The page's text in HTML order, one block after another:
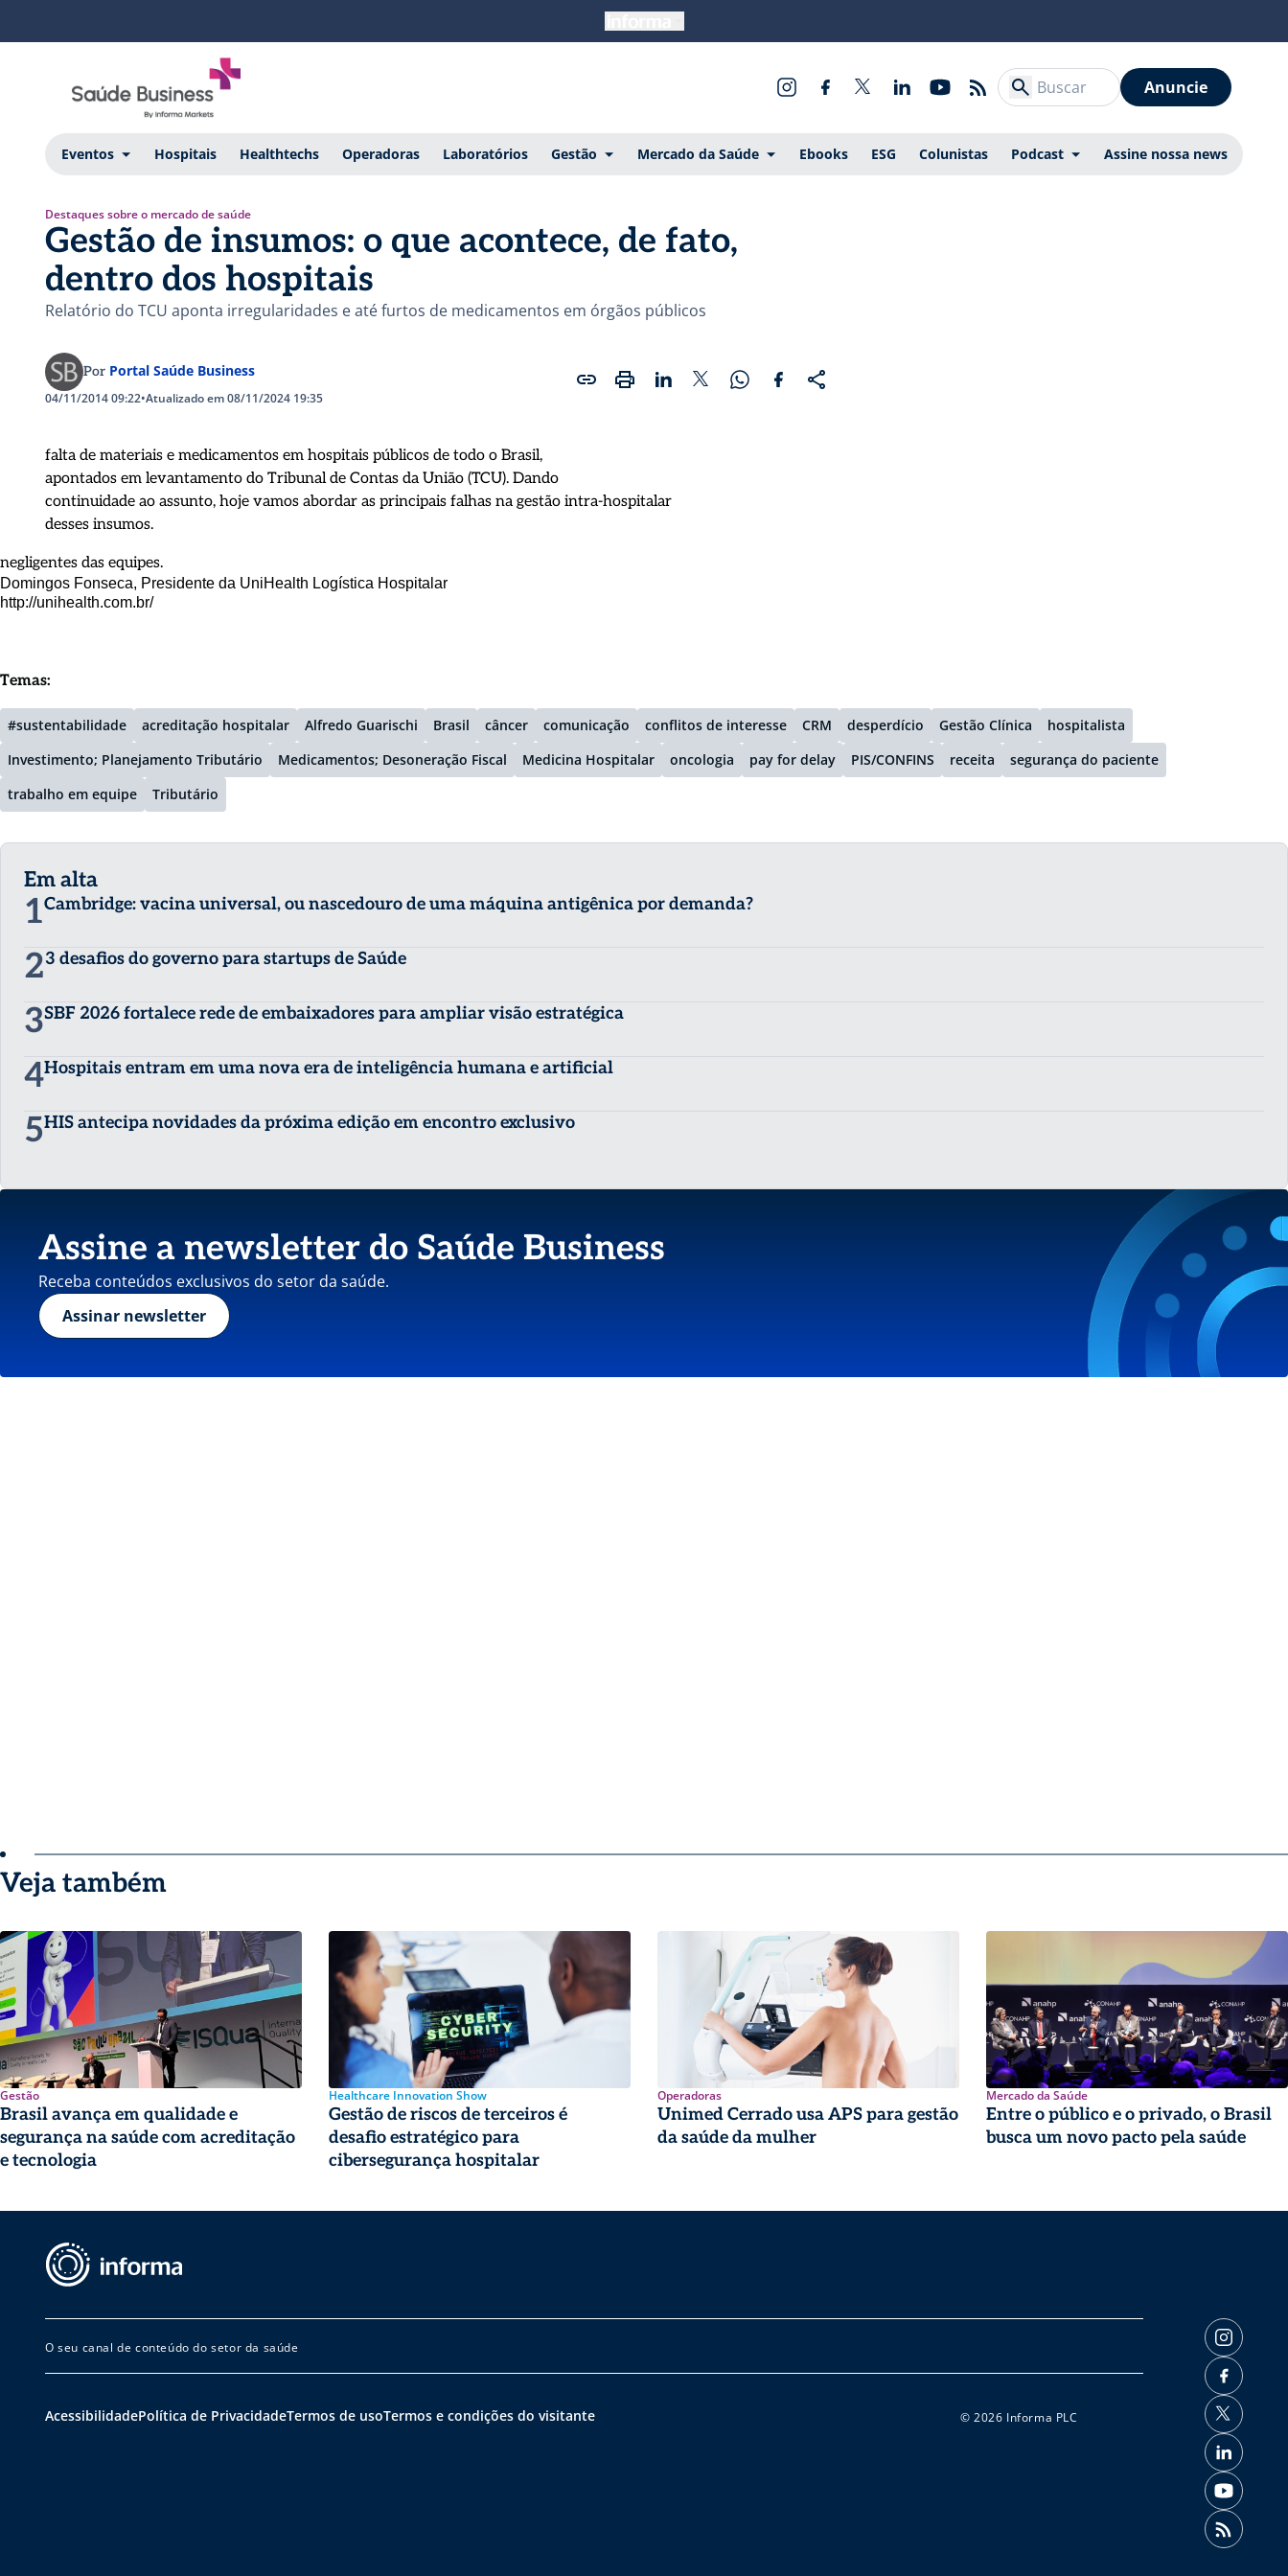
Anuncie
Eventos Hospitais Healthtechs Operadoras Laboratórios Gestão Mercado da Saúde Ebooks ESG Colunistas Podcast Assine nossa news
Destaques sobre o mercado de saúde
Gestão de insumos: o que acontece, de fato,
dentro dos hospitais
Relatório do TCU aponta irregularidades e até furtos de medicamentos em órgãos públicos
Por Portal Saúde Business
04/11/2014 09:22•Atualizado em 08/11/2024 19:35
falta de materiais e medicamentos em hospitais públicos de todo o Brasil,
apontados em levantamento do Tribunal de Contas da União (TCU). Dando
continuidade ao assunto, hoje vamos abordar as principais falhas na gestão intra-hospitalar
desses insumos.
negligentes das equipes.
Domingos Fonseca, Presidente da UniHealth Logística Hospitalar
http://unihealth.com.br/
Temas:
#sustentabilidade acreditação hospitalar Alfredo Guarischi Brasil câncer comunicação conflitos de interesse CRM desperdício Gestão Clínica
hospitalista
Investimento; Planejamento Tributário
Medicamentos; Desoneração Fiscal Medicina Hospitalar oncologia pay for delay PIS/CONFINS receita
segurança do paciente
trabalho em equipe
Tributário
Em alta
1Cambridge: vacina universal, ou nascedouro de uma máquina antigênica por demanda?
23 desafios do governo para startups de Saúde
3SBF 2026 fortalece rede de embaixadores para ampliar visão estratégica
4Hospitais entram em uma nova era de inteligência humana e artificial
5HIS antecipa novidades da próxima edição em encontro exclusivo
Assine a newsletter do Saúde Business
Receba conteúdos exclusivos do setor da saúde.
Assinar newsletter
Veja também
Gestão
Brasil avança em qualidade e
segurança na saúde com acreditação
e tecnologia
Healthcare Innovation Show
Gestão de riscos de terceiros é
desafio estratégico para
cibersegurança hospitalar
Operadoras
Unimed Cerrado usa APS para gestão
da saúde da mulher
Mercado da Saúde
Entre o público e o privado, o Brasil
busca um novo pacto pela saúde
O seu canal de conteúdo do setor da saúde
AcessibilidadePolítica de PrivacidadeTermos de usoTermos e condições do visitante © 2026 Informa PLC